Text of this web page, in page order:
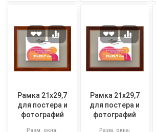
Рамка 21x29,7
для постера и
фотографий
Разм. окна:
Рамка 21x29,7
для постера и
фотографий
Разм. окна: